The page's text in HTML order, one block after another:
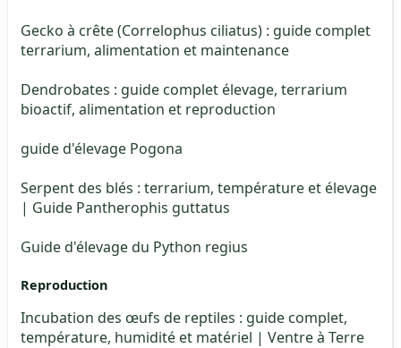
Gecko à crête (Correlophus ciliatus) : guide complet
terrarium, alimentation et maintenance
Dendrobates : guide complet élevage, terrarium
bioactif, alimentation et reproduction
guide d'élevage Pogona
Serpent des blés : terrarium, température et élevage
| Guide Pantherophis guttatus
Guide d'élevage du Python regius
Reproduction
Incubation des œufs de reptiles : guide complet,
température, humidité et matériel | Ventre à Terre